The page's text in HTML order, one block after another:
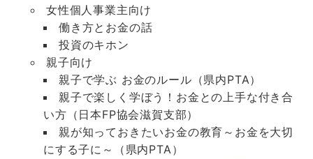
女性個人事業主向け
働き方とお金の話
投資のキホン
親子向け
親子で学ぶ お金のルール（県内PTA）
親子で楽しく学ぼう！お金との上手な付き合
い方（日本FP協会滋賀支部）
親が知っておきたいお金の教育～お金を大切
にする子に～（県内PTA）